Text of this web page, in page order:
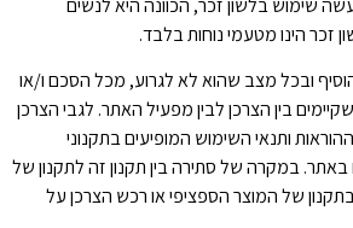
שימוש בלשון זכר, הכוונה היא לנשים
זכר הינו מטעמי נוחות בלבד.
ובכל מצב שהוא לא לגרוע, מכל הסכם ו/או
בין הצרכן לבין מפעיל האתר. לגבי הצרכן
ותנאי השימוש המופיעים בתקנוני
באתר. במקרה של סתירה בין תקנון זה לתקנון של
של המוצר הספציפי או רכש הצרכן על